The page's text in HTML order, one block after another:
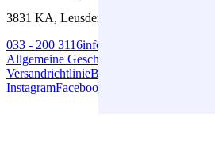
3831 KA, Leusden
033 - 200 3116info@elektronicavoorjou.nl
Allgemeine Geschäftsbedingungen
VersandrichtlinieBeschwerden
InstagramFacebook